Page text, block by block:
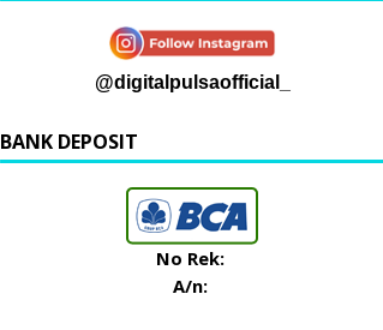
@digitalpulsaofficial_
BANK DEPOSIT
No Rek:
A/n: